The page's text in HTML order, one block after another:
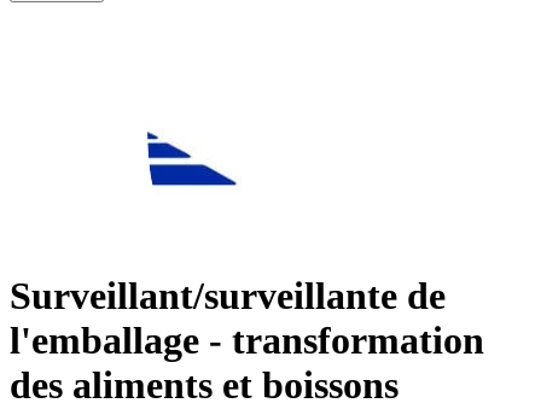
Surveillant/surveillante de
l'emballage - transformation
des aliments et boissons